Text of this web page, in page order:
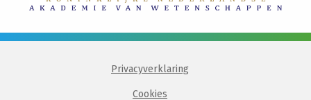
Privacyverklaring
Cookies